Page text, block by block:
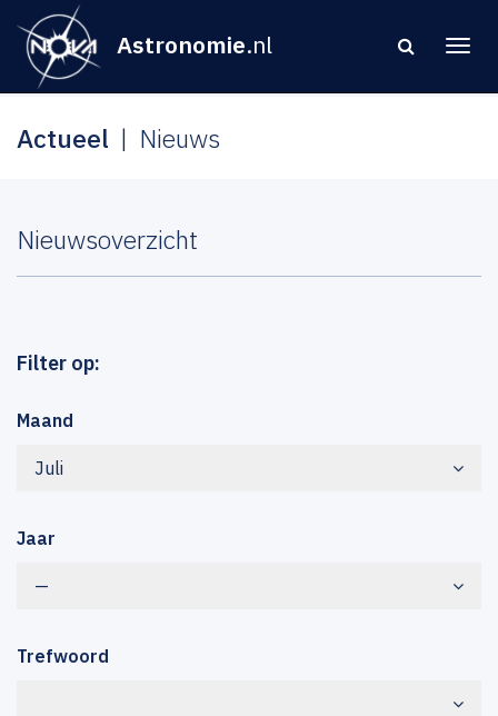
Astronomie.nl
Actueel Nieuws
Nieuwsoverzicht
Filter op:
Maand
Juli
Jaar
—
Trefwoord